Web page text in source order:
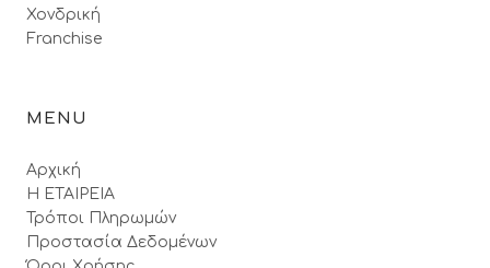
Χονδρική
Franchise
MENU
Αρχική
Η ΕΤΑΙΡΕΙΑ
Τρόποι Πληρωμών
Προστασία Δεδομένων